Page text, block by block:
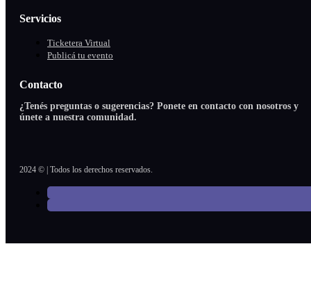
Servicios
Ticketera Virtual
Publicá tu evento
Contacto
¿Tenés preguntas o sugerencias? Ponete en contacto con nosotros y
únete a nuestra comunidad.
2024 © | Todos los derechos reservados.